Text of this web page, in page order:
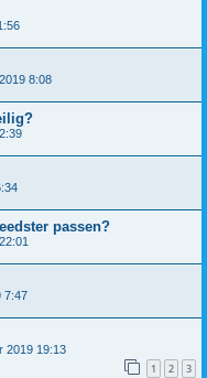
8:08
passen?
7:47
2019 19:13
1 2 3